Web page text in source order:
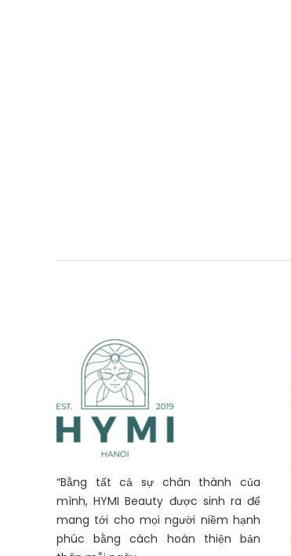
“Bằng tất cả sự chân thành của
mình, HYMI Beauty được sinh ra để
mang tới cho mọi người niềm hạnh
phúc bằng cách hoàn thiện bản